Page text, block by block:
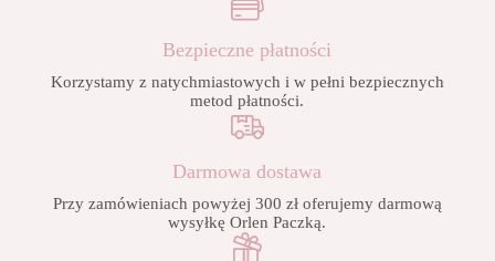
Bezpieczne płatności
Korzystamy z natychmiastowych i w pełni bezpiecznych
metod płatności.
Darmowa dostawa
Przy zamówieniach powyżej 300 zł oferujemy darmową
wysyłkę Orlen Paczką.